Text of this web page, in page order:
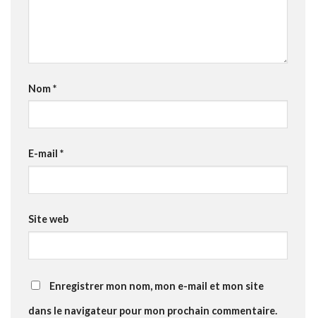
Nom*
E-mail *
Site web
Enregistrer mon nom, mon e-mail et mon site
dans le navigateur pour mon prochain commentaire.